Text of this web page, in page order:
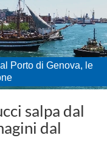
Porto di Genova, le
salpa dal
dal